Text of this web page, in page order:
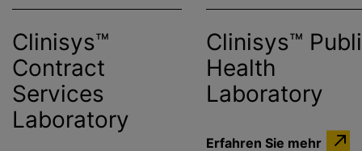
Clinisys™
Contract
Services
Laboratory
Clinisys™
Health
Laboratory
Erfahren Sie mehr